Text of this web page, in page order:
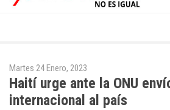
Martes 24 Enero, 2023
Haití urge ante la ONU
internacional al país